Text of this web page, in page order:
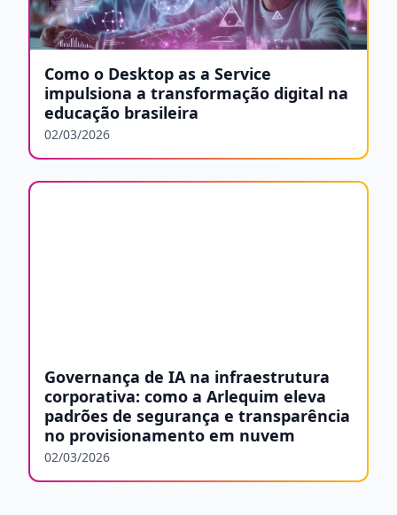
Como o Desktop as a Service
impulsiona a transformação digital na
educação brasileira
02/03/2026
Governança de IA na infraestrutura
corporativa: como a Arlequim eleva
padrões de segurança e transparência
no provisionamento em nuvem
02/03/2026